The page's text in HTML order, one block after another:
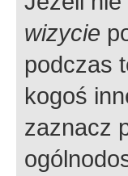
wizycie
podczas
kogoś
zaznacz